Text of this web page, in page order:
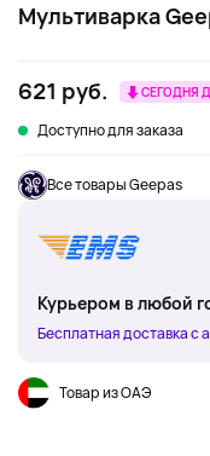
Мультиварка
621 руб. СЕГОДНЯ
Доступно для заказа
Все товары Geepas
Курьером в любой
Бесплатная доставка с
Товар из ОАЭ